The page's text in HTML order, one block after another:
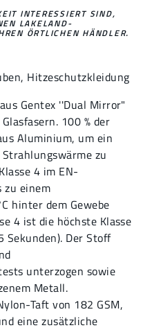
INTERESSIERT SIND,
LAKELAND-
ÖRTLICHEN HÄNDLER.
, Hitzeschutzkleidung
Gentex ''Dual Mirror"
100 % der
Aluminium, um ein
zu
4 im EN-
zu einem
hinter dem Gewebe
4 ist die höchste Klasse
Sekunden). Der Stoff
unterzogen sowie
Metall.
Taft von 182 GSM,
eine zusätzliche